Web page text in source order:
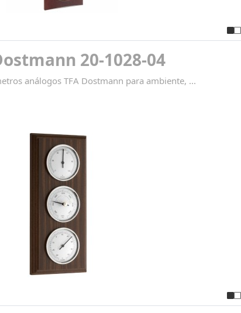
20-1028-04
análogos TFA Dostmann para ambiente, ...